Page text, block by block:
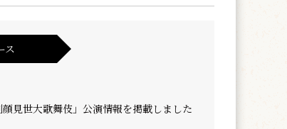
ス
顔見世大歌舞伎」公演情報を掲載しました